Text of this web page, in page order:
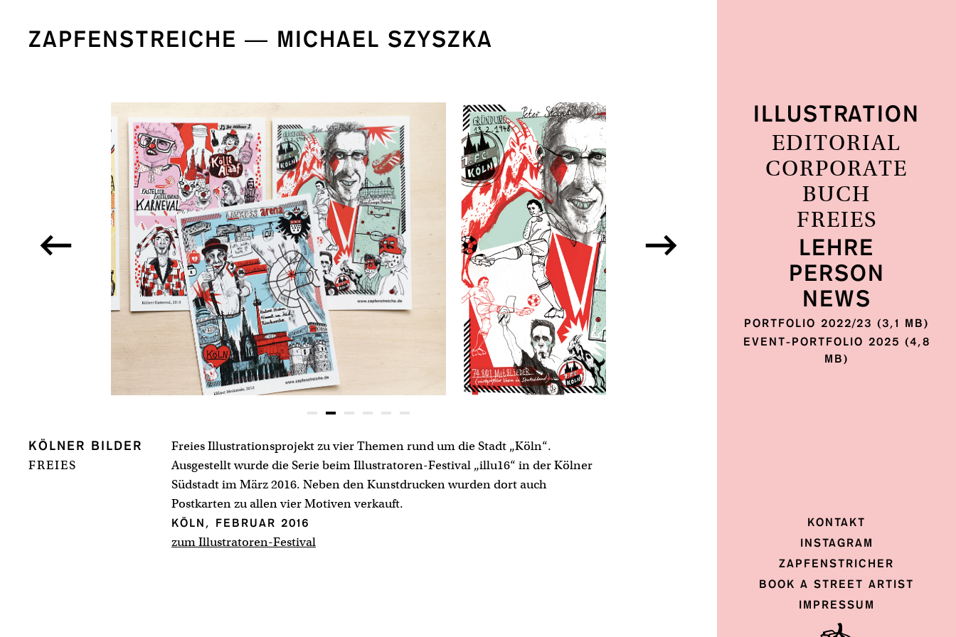
ILLUSTRATION
EDITORIAL
CORPORATE
BUCH
FREIES
LEHRE
PERSON
NEWS
PORTFOLIO 2022/23 (3,1 MB)
EVENT-PORTFOLIO 2025 (4,8
MB)
KONTAKT
INSTAGRAM
ZAPFENSTRICHER
BOOK A STREET ARTIST
IMPRESSUM
ZAPFENSTREICHE — MICHAEL SZYSZKA
#1 Kölner Fußball
KÖLNER BILDER
FREIES
Freies Illustrationsprojekt zu vier Themen rund um die Stadt „Köln“.
Ausgestellt wurde die Serie beim Illustratoren-Festival „illu16“ in der Kölner
Südstadt im März 2016. Neben den Kunstdrucken wurden dort auch
Postkarten zu allen vier Motiven verkauft.
KÖLN, FEBRUAR 2016
zum Illustratoren-Festival